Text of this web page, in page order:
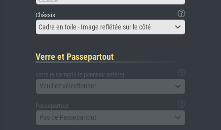
Châssis
Cadre en toile - Image reflétée sur le côté
Verre et Passepartout
verre (y compris le panneau arrière)
Veuillez sélectionner
Passepartout
Pas de Passepartout